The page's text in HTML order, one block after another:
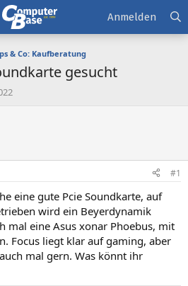
Anmelden
& Co: Kaufberatung
gesucht
#1
eine gute Pcie Soundkarte, auf
wird ein Beyerdynamik
mal eine Asus xonar Phoebus, mit
Focus liegt klar auf gaming, aber
mal gern. Was könnt ihr